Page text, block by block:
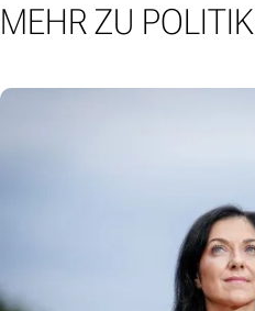
MEHR ZU POLITIK